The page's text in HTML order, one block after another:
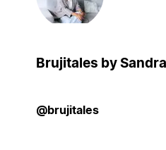
Brujitales by
@brujitales